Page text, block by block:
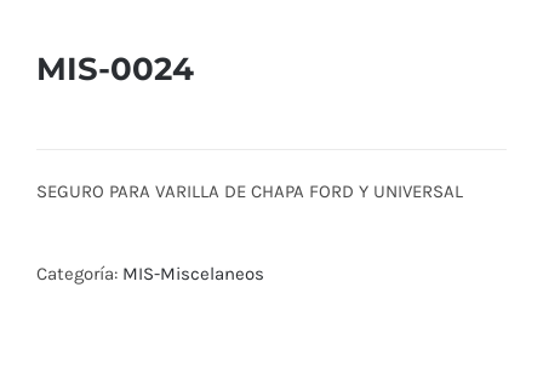
MIS-0024
SEGURO PARA VARILLA DE CHAPA FORD Y UNIVERSAL
Categoría: MIS-Miscelaneos